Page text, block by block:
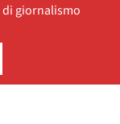
di giornalismo